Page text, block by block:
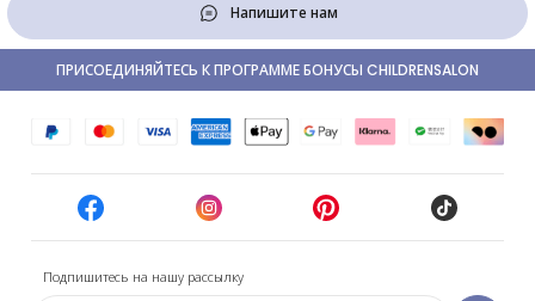
Напишите нам
Подпишитесь на нашу рассылку
ПРИСОЕДИНЯЙТЕСЬ К ПРОГРАММЕ БОНУСЫ CHILDRENSALON